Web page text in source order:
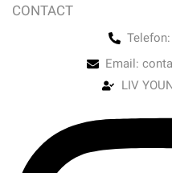
CONTACT
Email:
LIV